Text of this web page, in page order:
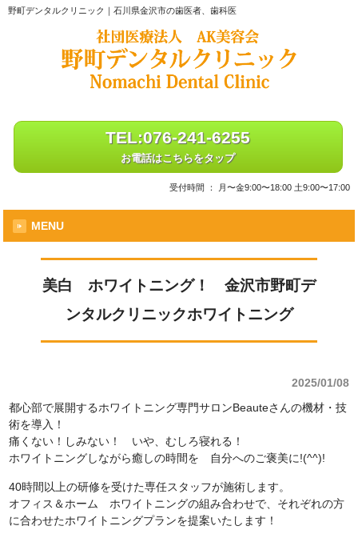
野町デンタルクリニック｜石川県金沢市の歯医者、歯科医
TEL:076-241-6255
お電話はこちらをタップ
受付時間 ： 月〜金9:00〜18:00 土9:00〜17:00
MENU
美白 ホワイトニング！ 金沢市野町デ
ンタルクリニックホワイトニング
2025/01/08
都心部で展開するホワイトニング専門サロンBeauteさんの機材・技
術を導入！
痛くない！しみない！ いや、むしろ寝れる！
ホワイトニングしながら癒しの時間を 自分へのご褒美に!(^^)!
40時間以上の研修を受けた専任スタッフが施術します。
オフィス＆ホーム ホワイトニングの組み合わせで、それぞれの方
に合わせたホワイトニングプランを提案いたします！